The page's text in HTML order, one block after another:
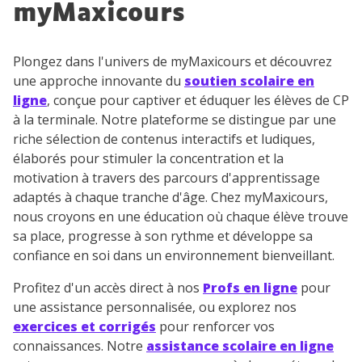
myMaxicours
Plongez dans l'univers de myMaxicours et découvrez
une approche innovante du soutien scolaire en
ligne, conçue pour captiver et éduquer les élèves de CP
à la terminale. Notre plateforme se distingue par une
riche sélection de contenus interactifs et ludiques,
élaborés pour stimuler la concentration et la
motivation à travers des parcours d'apprentissage
adaptés à chaque tranche d'âge. Chez myMaxicours,
nous croyons en une éducation où chaque élève trouve
sa place, progresse à son rythme et développe sa
confiance en soi dans un environnement bienveillant.
Profitez d'un accès direct à nos Profs en ligne pour
une assistance personnalisée, ou explorez nos
exercices et corrigés pour renforcer vos
connaissances. Notre assistance scolaire en ligne
désinscription présent dans chaque newsletter. Pour
en savoir plus sur la gestion de vos données
consulternotre charte .